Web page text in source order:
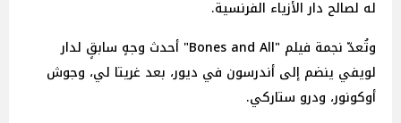
له لصالح دار الأزياء الفرنسية.
وتُعدّ نجمة فيلم "Bones and All" أحدث وجهٍ سابقٍ لدار
لويفي ينضم إلى أندرسون في ديور، بعد غريتا لي، وجوش
أوكونور، ودرو ستاركي.